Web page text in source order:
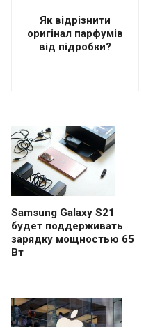
Як відрізнити
оригінал парфумів
від підробки?
Samsung Galaxy S21
будет поддерживать
зарядку мощностью 65
Вт